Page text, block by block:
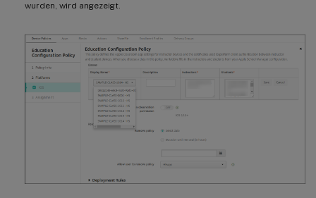
wurden, wird angezeigt.